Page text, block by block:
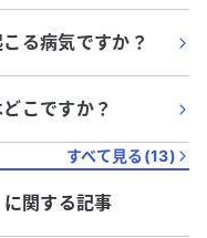
る病気ですか？
こですか？
すべて見る(13)
に関する記事